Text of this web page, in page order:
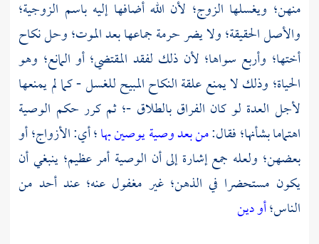
منهن؛ ويغسلها الزوج؛ لأن الله أضافها إليه باسم الزوجية؛
والأصل الحقيقة؛ ولا يضر حرمة جماعها بعد الموت؛ وحل نكاح
أختها؛ وأربع سواها؛ لأن ذلك لفقد المقتضي؛ أو المانع؛ وهو
الحياة؛ وذلك لا يمنع علقة النكاح المبيح للغسل - كما لم يمنعها
لأجل العدة لو كان الفراق بالطلاق -؛ ثم كرر حكم الوصية
اهتماما بشأنها؛ فقال:من بعد وصية يوصين بها؛ أي: الأزواج؛ أو
بعضهن؛ ولعله جمع إشارة إلى أن الوصية أمر عظيم؛ ينبغي أن
يكون مستحضرا في الذهن؛ غير مغفول عنه؛ عند أحد من
الناس؛أو دين